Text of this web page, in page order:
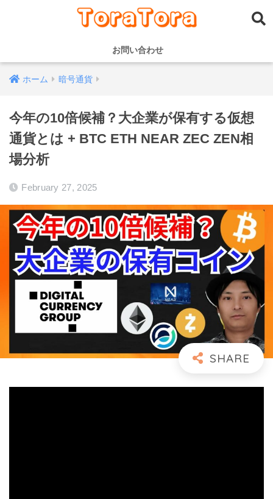
お問い合わせ
ホーム 暗号通貨
今年の10倍候補？大企業が保有する仮想
通貨とは + BTC ETH NEAR ZEC ZEN相
場分析
February 27, 2025